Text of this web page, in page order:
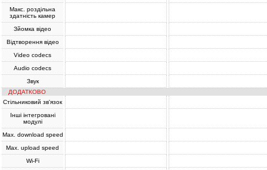
Макс. роздільна
здатність камер
Зйомка відео
Відтворення відео
Video codecs
Audio codecs
Звук
ДОДАТКОВО
Стільниковий зв'язок
Інші інтегровані
модулі
Max. download speed
Max. upload speed
Wi-Fi